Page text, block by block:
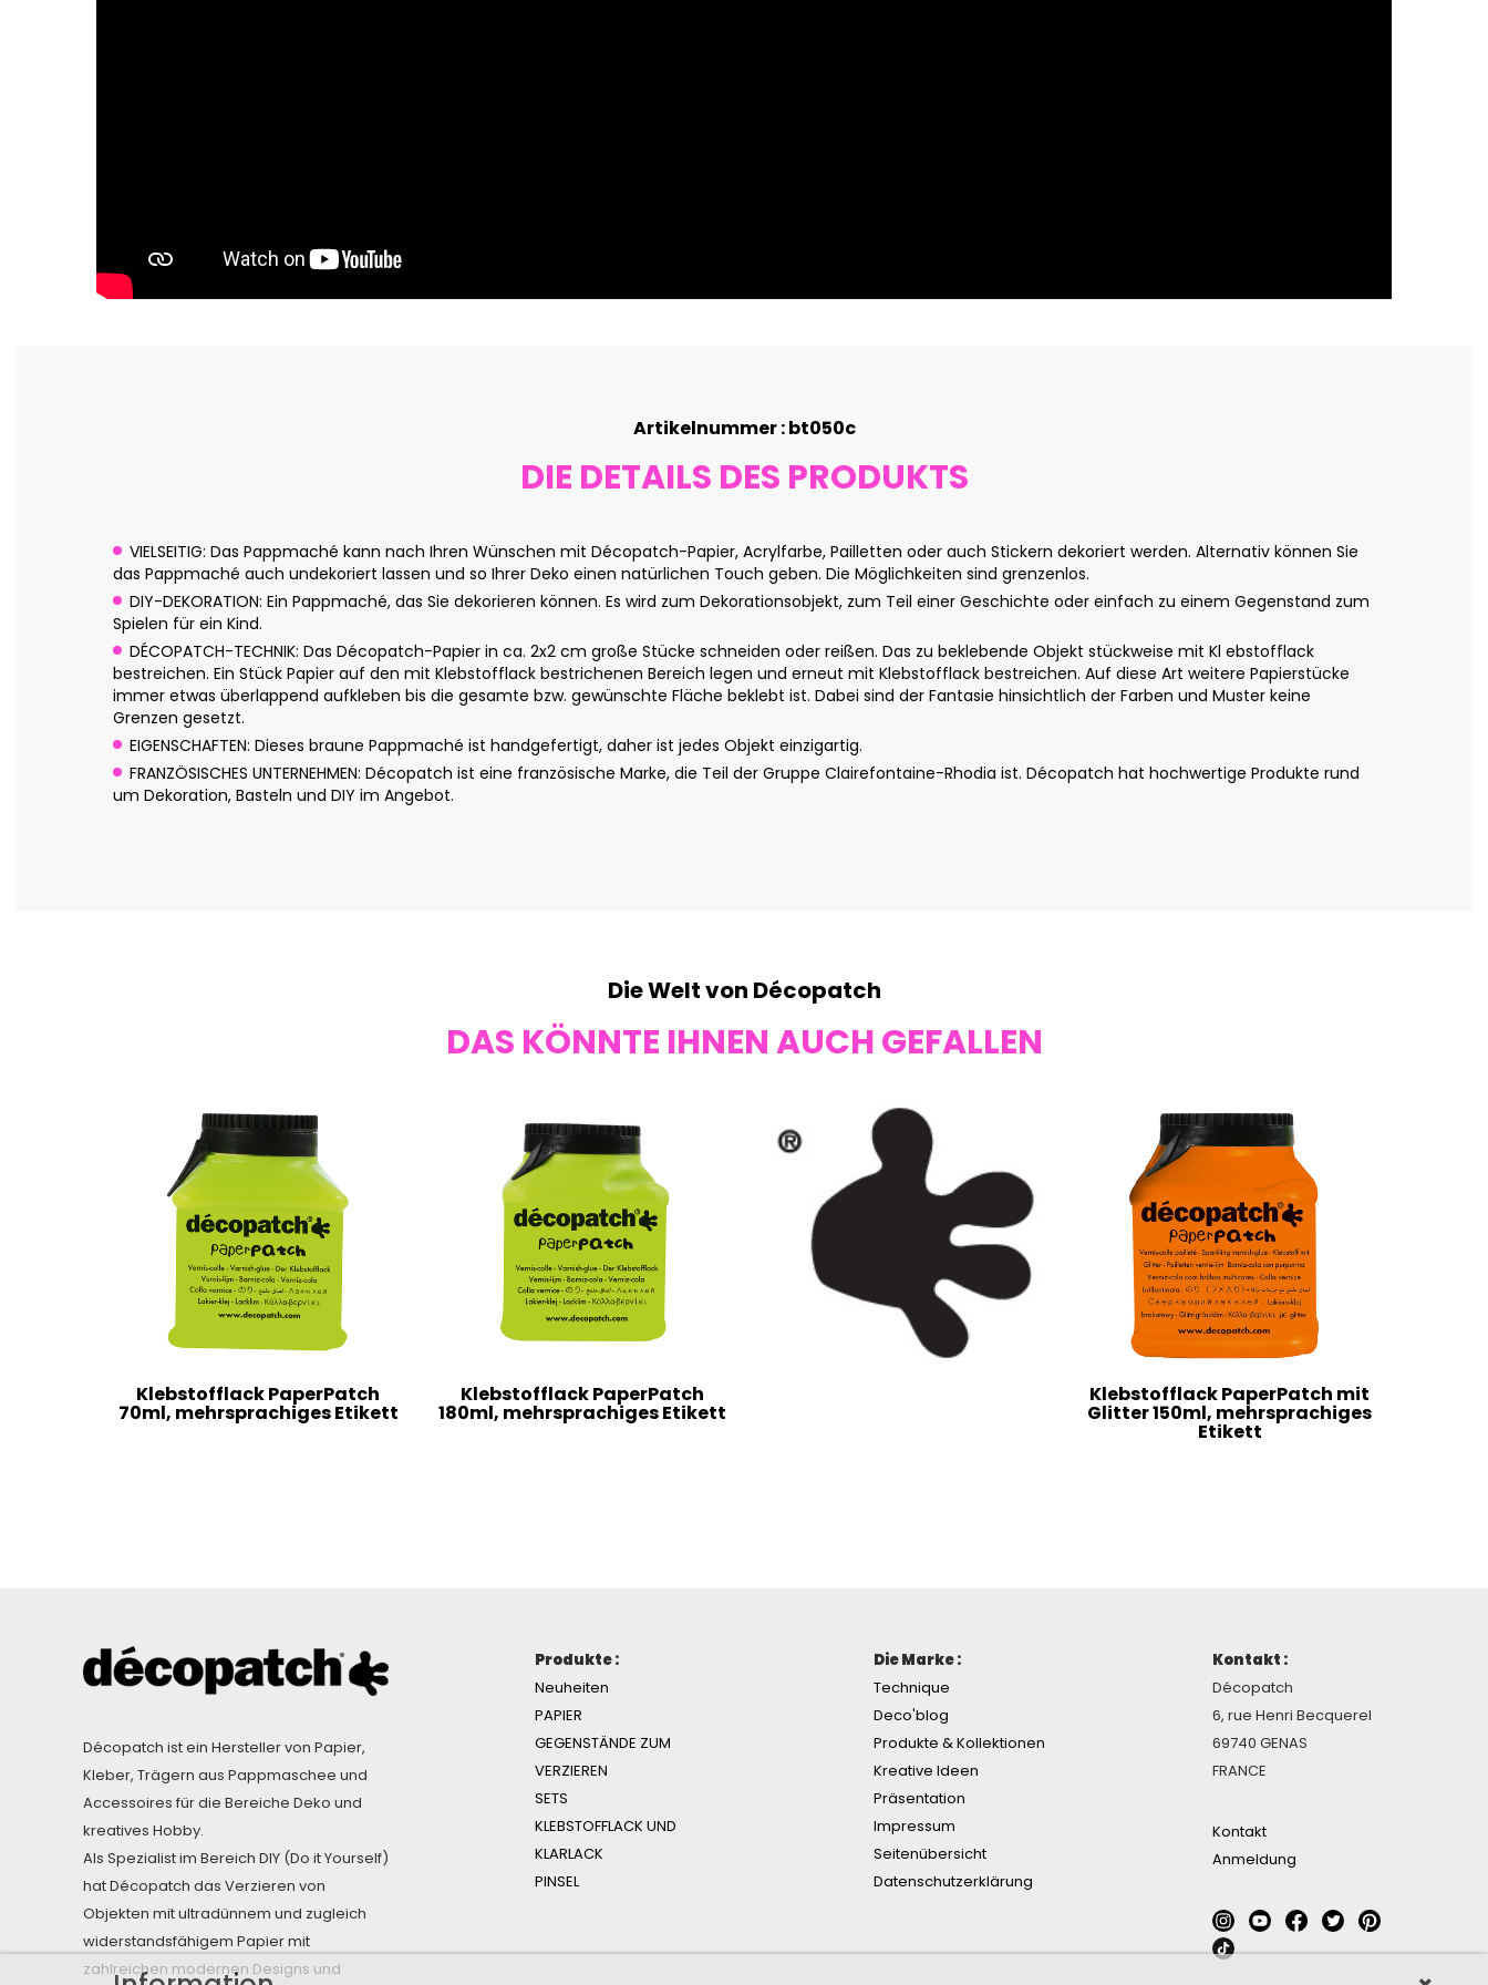
Artikelnummer : bt050c
DIE DETAILS DES PRODUKTS
VIELSEITIG: Das Pappmaché kann nach Ihren Wünschen mit Décopatch-Papier, Acrylfarbe, Pailletten oder auch Stickern dekoriert werden. Alternativ können Sie
das Pappmaché auch undekoriert lassen und so Ihrer Deko einen natürlichen Touch geben. Die Möglichkeiten sind grenzenlos.
DIY-DEKORATION: Ein Pappmaché, das Sie dekorieren können. Es wird zum Dekorationsobjekt, zum Teil einer Geschichte oder einfach zu einem Gegenstand zum
Spielen für ein Kind.
DÉCOPATCH-TECHNIK: Das Décopatch-Papier in ca. 2x2 cm große Stücke schneiden oder reißen. Das zu beklebende Objekt stückweise mit Kl ebstofflack
bestreichen. Ein Stück Papier auf den mit Klebstofflack bestrichenen Bereich legen und erneut mit Klebstofflack bestreichen. Auf diese Art weitere Papierstücke
immer etwas überlappend aufkleben bis die gesamte bzw. gewünschte Fläche beklebt ist. Dabei sind der Fantasie hinsichtlich der Farben und Muster keine
Grenzen gesetzt.
EIGENSCHAFTEN: Dieses braune Pappmaché ist handgefertigt, daher ist jedes Objekt einzigartig.
FRANZÖSISCHES UNTERNEHMEN: Décopatch ist eine französische Marke, die Teil der Gruppe Clairefontaine-Rhodia ist. Décopatch hat hochwertige Produkte rund
um Dekoration, Basteln und DIY im Angebot.
Die Welt von Décopatch
DAS KÖNNTE IHNEN AUCH GEFALLEN
Klebstofflack PaperPatch
70ml, mehrsprachiges Etikett
Klebstofflack PaperPatch
180ml, mehrsprachiges Etikett
Klebstofflack PaperPatch mit
Glitter 150ml, mehrsprachiges
Etikett
Décopatch ist ein Hersteller von Papier,
Kleber, Trägern aus Pappmaschee und
Accessoires für die Bereiche Deko und
kreatives Hobby.
Als Spezialist im Bereich DIY (Do it Yourself)
hat Décopatch das Verzieren von
Objekten mit ultradünnem und zugleich
widerstandsfähigem Papier mit
zahlreichen modernen Designs und
Produkte :
Neuheiten
PAPIER
GEGENSTÄNDE ZUM
VERZIEREN
SETS
KLEBSTOFFLACK UND
KLARLACK
PINSEL
Die Marke :
Technique
Deco'blog
Produkte & Kollektionen
Kreative Ideen
Präsentation
Impressum
Seitenübersicht
Datenschutzerklärung
Kontakt :
Décopatch
6, rue Henri Becquerel
69740 GENAS
FRANCE
Kontakt
Anmeldung